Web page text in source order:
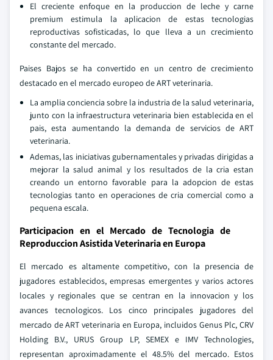
El creciente enfoque en la produccion de leche y carne
premium estimula la aplicacion de estas tecnologias
reproductivas sofisticadas, lo que lleva a un crecimiento
constante del mercado.
Paises Bajos se ha convertido en un centro de crecimiento
destacado en el mercado europeo de ART veterinaria.
La amplia conciencia sobre la industria de la salud veterinaria,
junto con la infraestructura veterinaria bien establecida en el
pais, esta aumentando la demanda de servicios de ART
veterinaria.
Ademas, las iniciativas gubernamentales y privadas dirigidas a
mejorar la salud animal y los resultados de la cria estan
creando un entorno favorable para la adopcion de estas
tecnologias tanto en operaciones de cria comercial como a
pequena escala.
Participacion en el Mercado de Tecnologia de
Reproduccion Asistida Veterinaria en Europa
El mercado es altamente competitivo, con la presencia de
jugadores establecidos, empresas emergentes y varios actores
locales y regionales que se centran en la innovacion y los
avances tecnologicos. Los cinco principales jugadores del
mercado de ART veterinaria en Europa, incluidos Genus Plc, CRV
Holding B.V., URUS Group LP, SEMEX e IMV Technologies,
representan aproximadamente el 48.5% del mercado. Estos